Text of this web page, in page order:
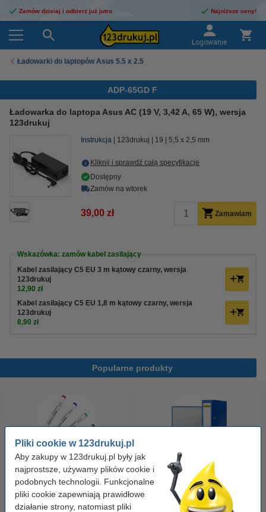
Pliki cookie w 123drukuj.pl
Aby zakupy w 123drukuj.pl były jak
najprostsze, używamy plików cookie i
podobnych technologii. Funkcjonalne
pliki cookie zapewniają prawidłowe
działanie strony, natomiast pliki
Zamów dzisiaj i odbierz już jutro Najniższe ceny!
Logowanie
Ładowarki do laptopów Asus 5.5 x 2.5
ADP-65GD F
Ładowarka do laptopa Asus AC (19 V, 3,42 A, 65 W), wersja
123drukuj
Instrukcja 123drukuj 19 5,5 x 2,5 mm
Kliknij i sprawdź całą specyfikacje
Dostępny
Zamów na wtorek
39,00 zł Zamawiam
Wskazówka: zamów kabel zasilający
Kabel zasilający C5 EU 3 m kątowy czarny, wersja
123drukuj
12,90 zł
Kabel zasilający C5 EU 1,8 m kątowy czarny, wersja
123drukuj
8,90 zł
Popularne produkty
Zestaw 4x marker do tablic
suchościeralnych (okrągła
końcówka 2,5 mm) 123drukuj
Segregator A4 plastikowy
niebieski 80 mm, 123drukuj